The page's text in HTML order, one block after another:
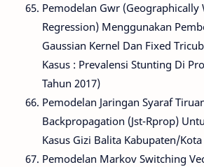
Pemodelan Gwr (Geographically
Regression) Menggunakan
Gaussian Kernel Dan Fixed
Kasus : Prevalensi Stunting Di
Tahun 2017)
Pemodelan Jaringan Syaraf
Backpropagation (Jst-Rprop)
Kasus Gizi Balita Kabupaten/
Pemodelan Markov Switching